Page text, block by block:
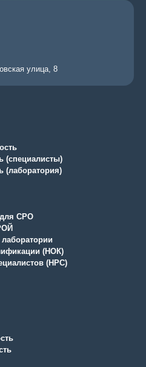
улица, 8
(специалисты)
(лаборатория)
для СРО
лаборатории
(НОК)
(НРС)